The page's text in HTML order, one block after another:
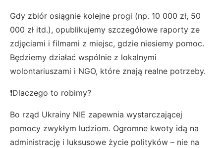
Gdy zbiór osiągnie kolejne progi (np. 10 000 zł, 50
000 zł itd.), opublikujemy szczegółowe raporty ze
zdjęciami i filmami z miejsc, gdzie niesiemy pomoc.
Będziemy działać wspólnie z lokalnymi
wolontariuszami i NGO, które znają realne potrzeby.
❗Dlaczego to robimy?
Bo rząd Ukrainy NIE zapewnia wystarczającej
pomocy zwykłym ludziom. Ogromne kwoty idą na
administrację i luksusowe życie polityków – nie na